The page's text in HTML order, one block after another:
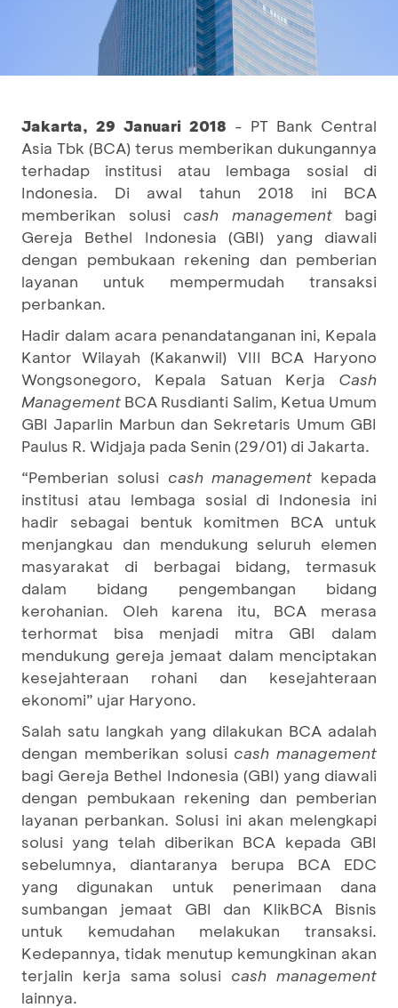
Jakarta, 29 Januari 2018 - PT Bank Central
Asia Tbk (BCA) terus memberikan dukungannya
terhadap institusi atau lembaga sosial di
Indonesia. Di awal tahun 2018 ini BCA
memberikan solusi cash managementbagi
Gereja Bethel Indonesia (GBI) yang diawali
dengan pembukaan rekening dan pemberian
layanan untuk mempermudah transaksi
perbankan.
Hadir dalam acara penandatanganan ini, Kepala
Kantor Wilayah (Kakanwil) VIII BCA Haryono
Wongsonegoro, Kepala Satuan Kerja Cash
Management BCA Rusdianti Salim, Ketua Umum
GBI Japarlin Marbun dan Sekretaris Umum GBI
Paulus R. Widjaja pada Senin (29/01) di Jakarta.
“Pemberian solusi cash management kepada
institusi atau lembaga sosial di Indonesia ini
hadir sebagai bentuk komitmen BCA untuk
menjangkau dan mendukung seluruh elemen
masyarakat di berbagai bidang, termasuk
dalam bidang pengembangan bidang
kerohanian. Oleh karena itu, BCA merasa
terhormat bisa menjadi mitra GBI dalam
mendukung gereja jemaat dalam menciptakan
kesejahteraan rohani dan kesejahteraan
ekonomi” ujar Haryono.
Salah satu langkah yang dilakukan BCA adalah
dengan memberikan solusi cash management
bagi Gereja Bethel Indonesia (GBI) yang diawali
dengan pembukaan rekening dan pemberian
layanan perbankan. Solusi ini akan melengkapi
solusi yang telah diberikan BCA kepada GBI
sebelumnya, diantaranya berupa BCA EDC
yang digunakan untuk penerimaan dana
sumbangan jemaat GBI dan KlikBCA Bisnis
untuk kemudahan melakukan transaksi.
Kedepannya, tidak menutup kemungkinan akan
terjalin kerja sama solusi cash management
lainnya.